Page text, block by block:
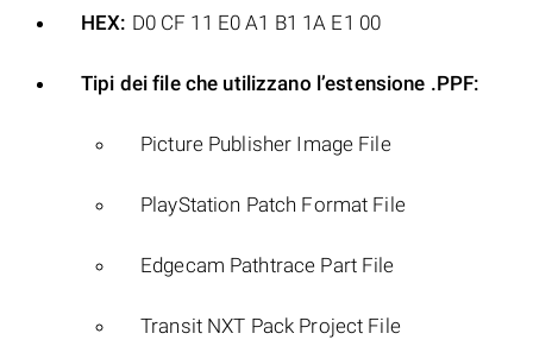
HEX: D0 CF 11 E0 A1 B1 1A E1 00
Tipi dei file che utilizzano l’estensione .PPF:
Picture Publisher Image File
PlayStation Patch Format File
Edgecam Pathtrace Part File
Transit NXT Pack Project File